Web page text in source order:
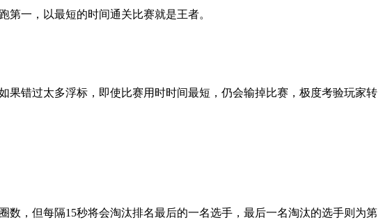
一，以最短的时间通关比赛就是王者。
错过太多浮标，即使比赛用时时间最短，仍会输掉比赛，极度考验玩家转
，但每隔15秒将会淘汰排名最后的一名选手，最后一名淘汰的选手则为第